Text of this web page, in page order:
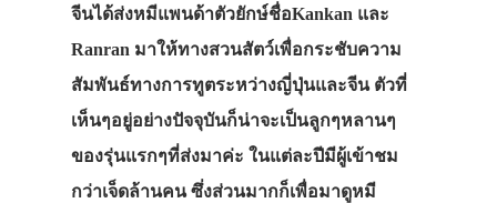
จีนได้ส่งหมีแพนด้าตัวยักษ์ชื่อKankan และ
Ranran มาให้ทางสวนสัตว์เพื่อกระชับความ
สัมพันธ์ทางการทูตระหว่างญี่ปุ่นและจีน ตัวที่
เห็นๆอยู่อย่างปัจจุบันก็น่าจะเป็นลูกๆหลานๆ
ของรุ่นแรกๆที่ส่งมาค่ะ ในแต่ละปีมีผู้เข้าชม
กว่าเจ็ดล้านคน ซึ่งส่วนมากก็เพื่อมาดูหมี